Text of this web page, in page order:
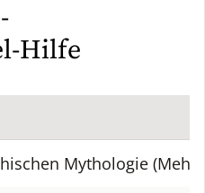
Hilfe
Mythologie